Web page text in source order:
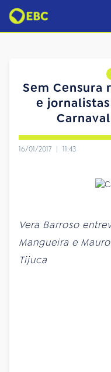
Sem Censura
e
16/01/2017 | 11:43
Vera Barroso
Mangueira e
Tijuca